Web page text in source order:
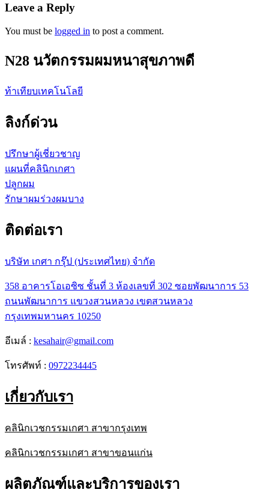
Leave a Reply
You must be logged in to post a comment.
N28 นวัตกรรมผมหนาสุขภาพดี
ท้าเทียบเทคโนโลยี
ลิงก์ด่วน
ปรึกษาผู้เชี่ยวชาญ
แผนที่คลินิกเกศา
ปลูกผม
รักษาผมร่วงผมบาง
ติดต่อเรา
บริษัท เกศา กรุ๊ป (ประเทศไทย) จำกัด
358 อาคารโอเอซิซ ชั้นที่ 3 ห้องเลขที่ 302 ซอยพัฒนาการ 53
ถนนพัฒนาการ แขวงสวนหลวง เขตสวนหลวง
กรุงเทพมหานคร 10250
อีเมล์ : kesahair@gmail.com
โทรศัพท์ : 0972234445
เกี่ยวกับเรา
คลินิกเวชกรรมเกศา สาขากรุงเทพ
คลินิกเวชกรรมเกศา สาขาขอนแก่น
ผลิตภัณฑ์และบริการของเรา